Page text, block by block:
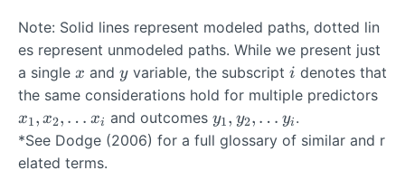
Note: Solid lines represent modeled paths, dotted lin
es represent unmodeled paths. While we present just
a single x
x and y
yvariable, the subscript i
i denotes that
the same considerations hold for multiple predictors
1,
x1, x2, … xi and outcomes y
_
y1, y2, … yi .
*See Dodge (2006) for a full glossary of similar and r
elated terms.